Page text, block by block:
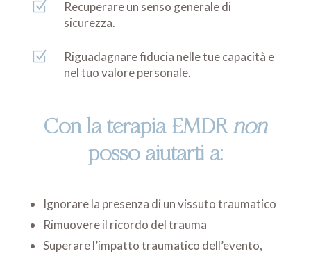
Z
Recuperare un senso generale di
sicurezza.
Z
Riguadagnare fiducia nelle tue capacità e
nel tuo valore personale.
Con la terapia EMDRnon
posso aiutarti a:
Ignorare la presenza di un vissuto traumatico
Rimuovere il ricordo del trauma
Superare l’impatto traumatico dell’evento,